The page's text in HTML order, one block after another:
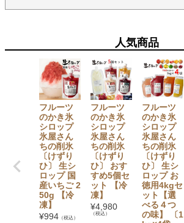
人気商品
フルーツ
のかき氷
シロップ
氷屋さん
ちの削氷
〔けずり
ひ〕 生シ
ロップ 国
産いちご 2
50g 【冷
凍】
¥994 （税込）
フルーツ
のかき氷
シロップ
氷屋さん
ちの削氷
〔けずり
ひ〕 おす
すめ5個セ
ット 【冷
凍】
¥4,980
（税込）
フルーツ
のかき氷
シロップ
氷屋さん
ちの削氷
〔けずり
ひ〕 生シ
ロップ お
徳用4kgセ
ット【選
べる４つ
の味】 〔1